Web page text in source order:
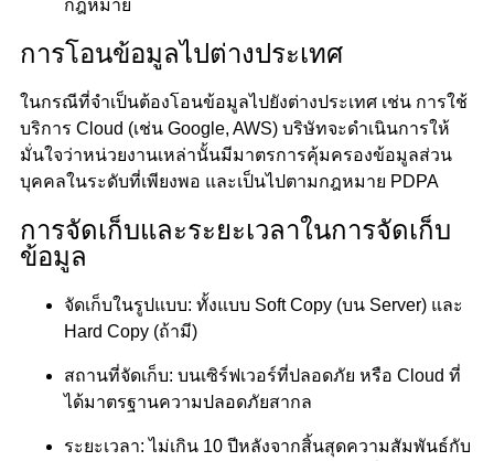
กฎหมาย
การโอนข้อมูลไปต่างประเทศ
ในกรณีที่จำเป็นต้องโอนข้อมูลไปยังต่างประเทศ เช่น การใช้
บริการ Cloud (เช่น Google, AWS) บริษัทจะดำเนินการให้
มั่นใจว่าหน่วยงานเหล่านั้นมีมาตรการคุ้มครองข้อมูลส่วน
บุคคลในระดับที่เพียงพอ และเป็นไปตามกฎหมาย PDPA
การจัดเก็บและระยะเวลาในการจัดเก็บ
ข้อมูล
จัดเก็บในรูปแบบ: ทั้งแบบ Soft Copy (บน Server) และ
Hard Copy (ถ้ามี)
สถานที่จัดเก็บ: บนเซิร์ฟเวอร์ที่ปลอดภัย หรือ Cloud ที่
ได้มาตรฐานความปลอดภัยสากล
ระยะเวลา: ไม่เกิน 10 ปีหลังจากสิ้นสุดความสัมพันธ์กับ